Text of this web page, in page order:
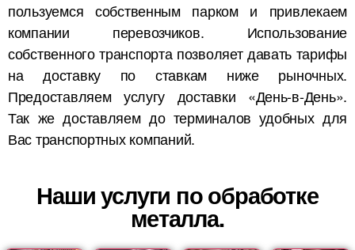
пользуемся собственным парком и привлекаем
компании перевозчиков. Использование
собственного транспорта позволяет давать тарифы
на доставку по ставкам ниже рыночных.
Предоставляем услугу доставки «День-в-День».
Так же доставляем до терминалов удобных для
Вас транспортных компаний.
Наши услуги по обработке
металла.